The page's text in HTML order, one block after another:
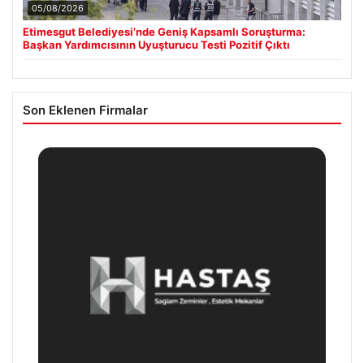
05/08/2026
Etimesgut Belediyesi’nde Geniş Kapsamlı Soruşturma:
Başkan Yardımcısının Uyuşturucu Testi Pozitif Çıktı
Son Eklenen Firmalar